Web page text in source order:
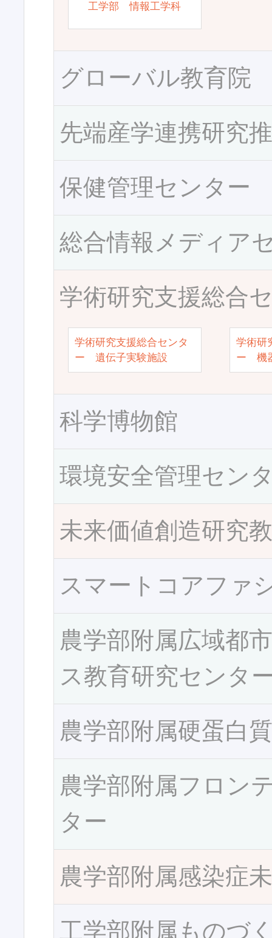
工学部 情報工学科
グローバル教育院
先端産学連携研究
保健管理センター
総合情報メディア
学術研究支援総合
学術研究支援総合センタ
ー 遺伝子実験施設
学術研
ー 機
科学博物館
環境安全管理セン
未来価値創造研究
スマートコアファ
農学部附属広域都
ス教育研究センタ
農学部附属硬蛋白
農学部附属フロン
ター
農学部附属感染症
工学部附属ものづ